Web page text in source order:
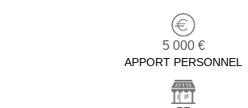
5 000 €
APPORT PERSONNEL